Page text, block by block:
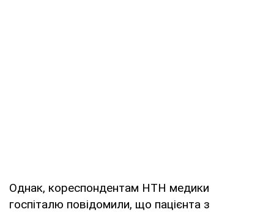
Однак, кореспондентам НТН медики
госпіталю повідомили, що пацієнта з